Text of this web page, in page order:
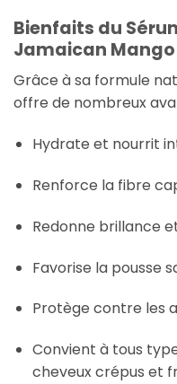
Bienfaits du
Jamaican Mango
Grâce à sa formule
offre de nombreux
Hydrate et nourrit
Renforce la fibre
Redonne brillance
Favorise la pousse
Protège contre les
Convient à tous
cheveux crépus et